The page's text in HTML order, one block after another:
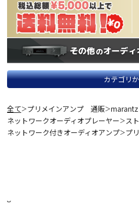
カテゴリ
全て＞プリメインアンプ 通販＞marantz
ネットワークオーディオプレーヤー＞ ス
ネットワーク付きオーディオアンプ＞プ